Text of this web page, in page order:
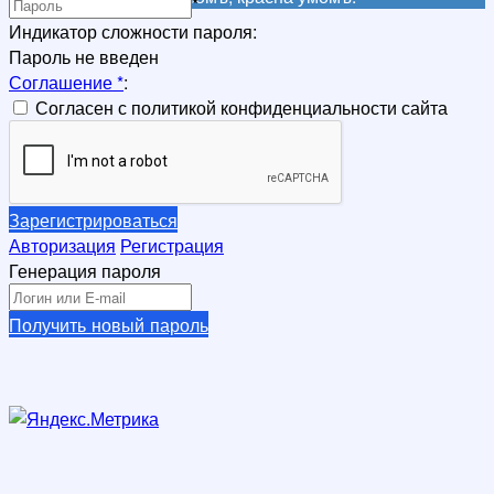
Индикатор сложности пароля:
Пароль не введен
Соглашение*:
Согласен с политикой конфиденциальности сайта
Зарегистрироваться
Авторизация Регистрация
Генерация пароля
Получить новый пароль